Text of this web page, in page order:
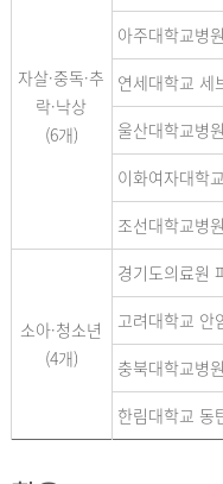
자살·중독·추
락·낙상
(6개)
아주대학교병원
연세대학교 세
울산대학교병원
이화여자대학
조선대학교병원
소아·청소년
(4개)
경기도의료원
고려대학교 안
충북대학교병원
한림대학교 동